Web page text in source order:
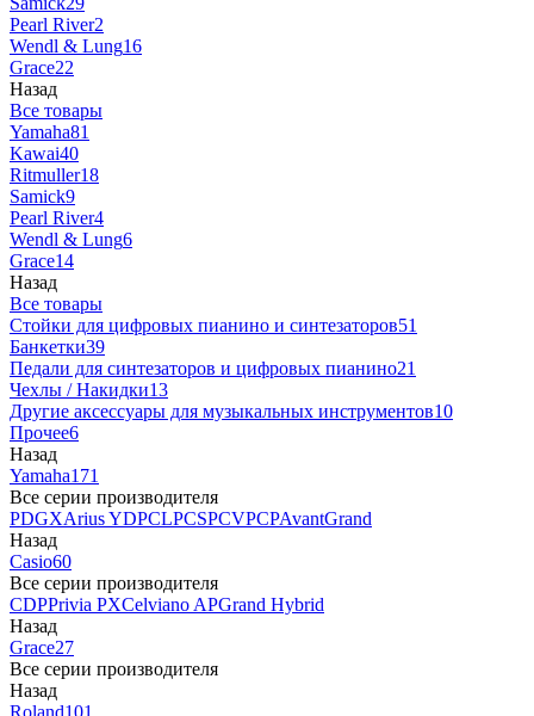
Pearl River2
Wendl & Lung16
Grace22
Назад
Все товары
Yamaha81
Kawai40
Ritmuller18
Samick9
Pearl River4
Wendl & Lung6
Grace14
Назад
Все товары
Стойки для цифровых пианино и синтезаторов51
Банкетки39
Педали для синтезаторов и цифровых пианино21
Чехлы / Накидки13
Другие аксессуары для музыкальных инструментов10
Прочее6
Назад
Yamaha171
Все серии производителя
PDGXArius YDPCLPCSPCVPCPAvantGrand
Назад
Casio60
Все серии производителя
CDPPrivia PXCelviano APGrand Hybrid
Назад
Grace27
Все серии производителя
Назад
Roland101